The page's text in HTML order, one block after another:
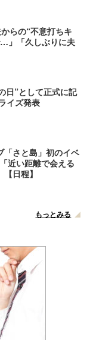
らの“不意打ちキ
」「久しぶりに夫
日”として正式に記
イズ発表
「さと島」初のイベ
近い距離で会える
日程】
もっとみる